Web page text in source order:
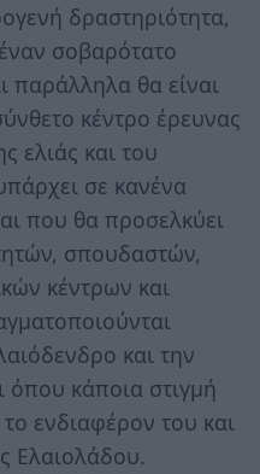
δραστηριότητα,
σοβαρότατο
παράλληλα θα είναι
κέντρο έρευνας
ελιάς και του
σε κανένα
που θα προσελκύει
σπουδαστών,
κέντρων και
και την
όπου κάποια στιγμή
ενδιαφέρον του και
Ελαιολάδου.